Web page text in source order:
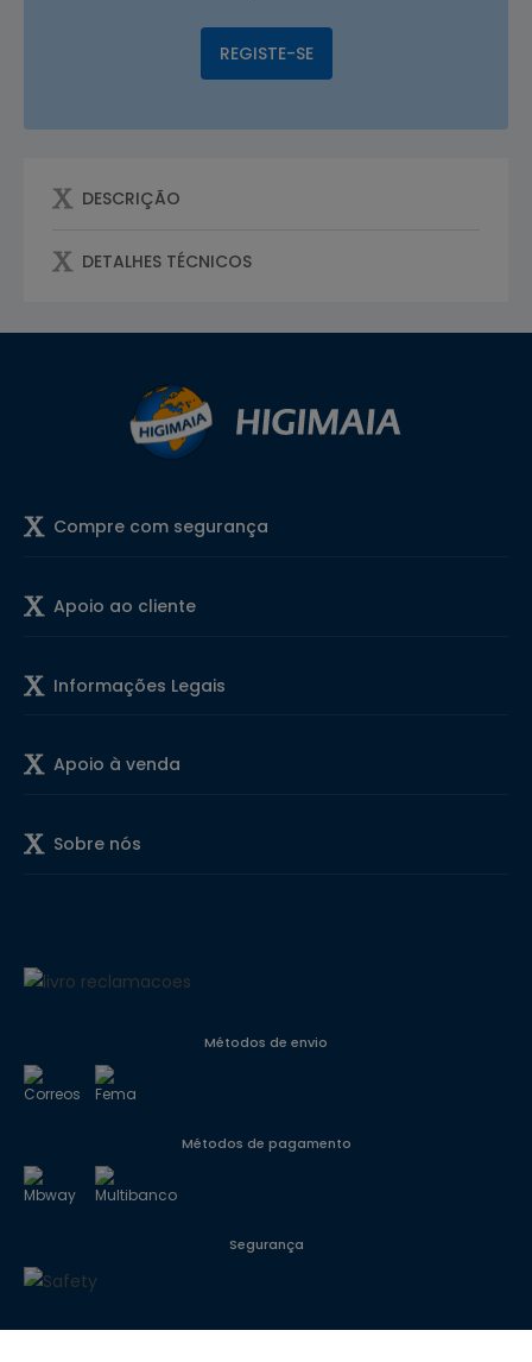
REGISTE-SE
DESCRIÇÃO
DETALHES TÉCNICOS
Compre com segurança
Apoio ao cliente
Informações Legais
Apoio à venda
Sobre nós
Métodos de envio
Métodos de pagamento
Segurança
Siga-nos